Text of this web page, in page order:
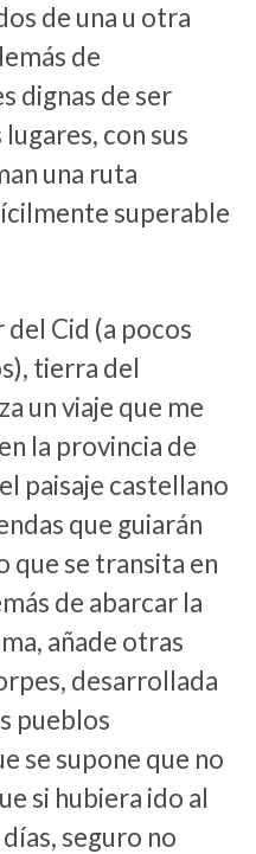
de una u otra
de
dignas de ser
con sus
una ruta
superable
Cid (a pocos
tierra del
un viaje que me
la provincia de
paisaje castellano
que guiarán
que se transita en
de abarcar la
añade otras
desarrollada
pueblos
se supone que no
si hubiera ido al
seguro no